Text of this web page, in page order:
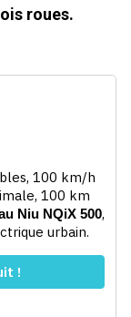
roues.